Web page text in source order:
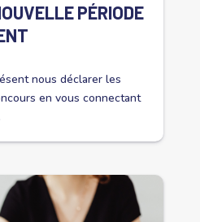
PÉRIODE
nous déclarer les
en vous connectant